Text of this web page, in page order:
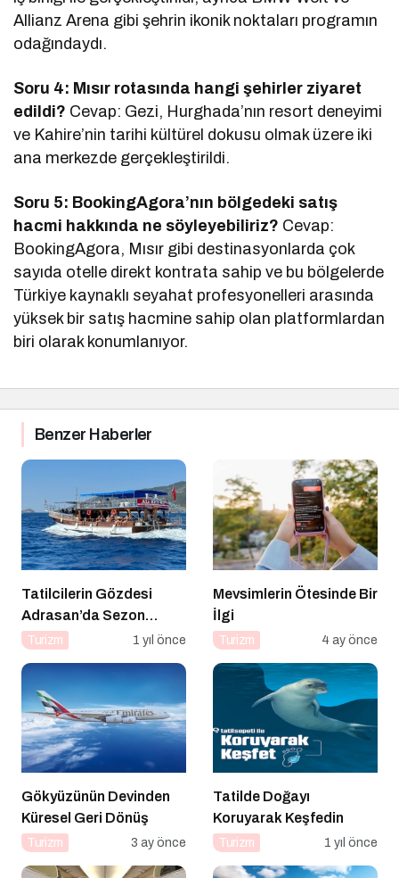
Allianz Arena gibi şehrin ikonik noktaları programın
odağındaydı.
Soru 4: Mısır rotasında hangi şehirler ziyaret
edildi? Cevap: Gezi, Hurghada’nın resort deneyimi
ve Kahire’nin tarihi kültürel dokusu olmak üzere iki
ana merkezde gerçekleştirildi.
Soru 5: BookingAgora’nın bölgedeki satış
hacmi hakkında ne söyleyebiliriz? Cevap:
BookingAgora, Mısır gibi destinasyonlarda çok
sayıda otelle direkt kontrata sahip ve bu bölgelerde
Türkiye kaynaklı seyahat profesyonelleri arasında
yüksek bir satış hacmine sahip olan platformlardan
biri olarak konumlanıyor.
Benzer Haberler
Tatilcilerin Gözdesi
Adrasan’da Sezon
Açıldı!
Turizm 1 yıl önce
Mevsimlerin Ötesinde Bir
İlgi
Turizm 4 ay önce
Gökyüzünün Devinden
Küresel Geri Dönüş
Turizm 3 ay önce
Tatilde Doğayı
Koruyarak Keşfedin
Turizm 1 yıl önce